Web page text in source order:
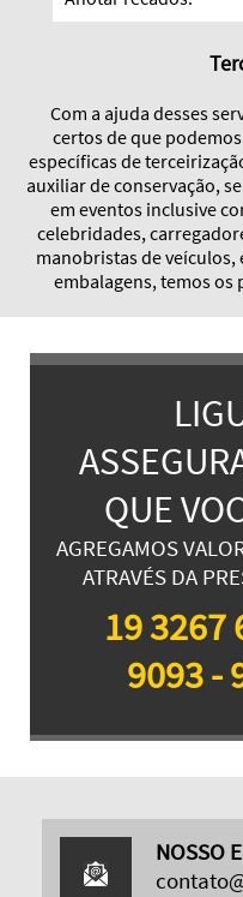
Com a ajuda desses
certos de que
específicas de
auxiliar de conservação,
em eventos inclusive
celebridades,
manobristas de
embalagens, temos
QUE
AGREGAMOS
ATRAVÉS DA
19 3267
9093 -
NOSSO